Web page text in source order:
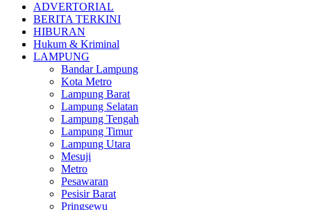
ADVERTORIAL
BERITA TERKINI
HIBURAN
Hukum & Kriminal
LAMPUNG
Bandar Lampung
Kota Metro
Lampung Barat
Lampung Selatan
Lampung Tengah
Lampung Timur
Lampung Utara
Mesuji
Metro
Pesawaran
Pesisir Barat
Pringsewu